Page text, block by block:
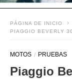
PÁGINA DE INICIO
PIAGGIO BEVERLY
MOTOS PRUEBAS
Piaggio